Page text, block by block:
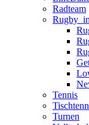
Radteam
Tennis
Turnen